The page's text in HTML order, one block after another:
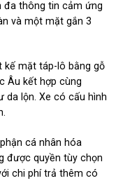
đa thông tin cảm ứng
và một mặt gắn 3
kế mặt táp-lô bằng gỗ
Âu kết hợp cùng
da lộn. Xe có cấu hình
cá nhân hóa
được quyền tùy chọn
chi phí trả thêm có